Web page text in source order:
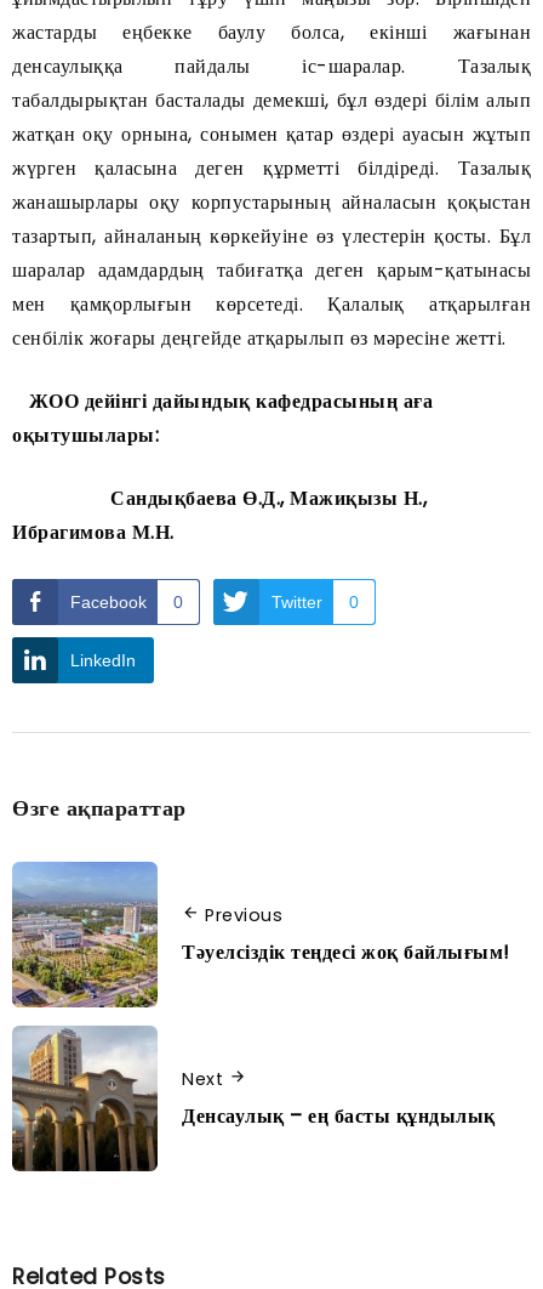
жастарды еңбекке баулу болса, екінші жағынан
денсаулыққа пайдалы іс-шаралар. Тазалық
табалдырықтан басталады демекші, бұл өздері білім алып
жатқан оқу орнына, сонымен қатар өздері ауасын жұтып
жүрген қаласына деген құрметті білдіреді. Тазалық
жанашырлары оқу корпустарының айналасын қоқыстан
тазартып, айналаның көркейуіне өз үлестерін қосты. Бұл
шаралар адамдардың табиғатқа деген қарым-қатынасы
мен қамқорлығын көрсетеді. Қалалық атқарылған
сенбілік жоғары деңгейде атқарылып өз мәресіне жетті.
ЖОО дейінгі дайындық кафедрасының аға
оқытушылары:
Сандықбаева Ө.Д., Мажиқызы Н.,
Ибрагимова М.Н.
Facebook 0 Twitter 0
LinkedIn
Өзге ақпараттар
Previous
Тәуелсіздік теңдесі жоқ байлығым!
Next
Денсаулық – ең басты құндылық
Related Posts